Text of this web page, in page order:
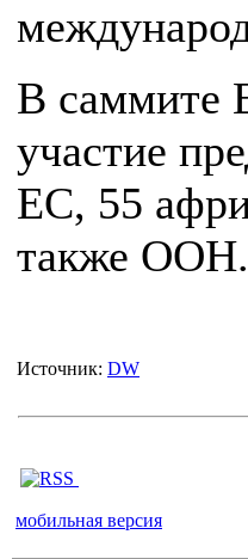
В саммите
участие
ЕС, 55
также ООН.
Источник: DW
мобильная версия